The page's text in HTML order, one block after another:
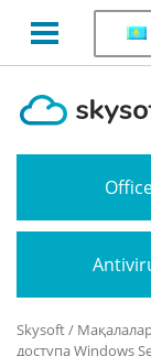
Skysoft/
доступа Windows